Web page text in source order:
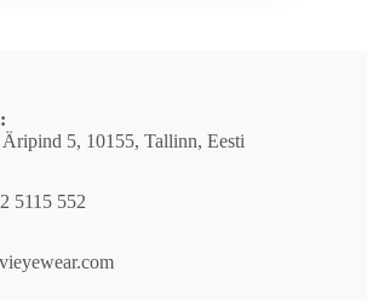
5, 10155, Tallinn, Eesti
5115 552